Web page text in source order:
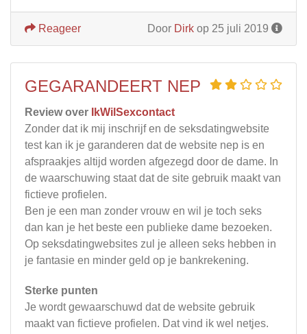
Door Dirk op 25 juli 2019
Reageer
GEGARANDEERT NEP
Review over
IkWilSexcontact
Zonder dat ik mij inschrijf en de seksdatingwebsite
test kan ik je garanderen dat de website nep is en
afspraakjes altijd worden afgezegd door de dame. In
de waarschuwing staat dat de site gebruik maakt van
fictieve profielen.
Ben je een man zonder vrouw en wil je toch seks
dan kan je het beste een publieke dame bezoeken.
Op seksdatingwebsites zul je alleen seks hebben in
je fantasie en minder geld op je bankrekening.
Sterke punten
Je wordt gewaarschuwd dat de website gebruik
maakt van fictieve profielen. Dat vind ik wel netjes.